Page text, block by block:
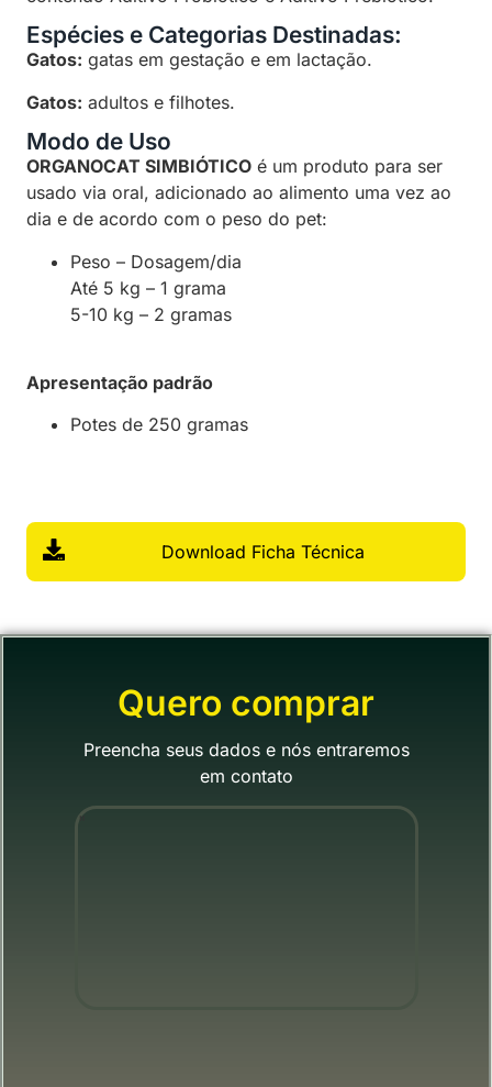
Espécies e Categorias Destinadas:
Gatos: gatas em gestação e em lactação.
Gatos: adultos e filhotes.
Modo de Uso
ORGANOCAT SIMBIÓTICO é um produto para ser
usado via oral, adicionado ao alimento uma vez ao
dia e de acordo com o peso do pet:
Peso – Dosagem/dia
Até 5 kg – 1 grama
5-10 kg – 2 gramas
Apresentação padrão
Potes de 250 gramas
Download Ficha Técnica
Quero comprar
Preencha seus dados e nós entraremos
em contato
"